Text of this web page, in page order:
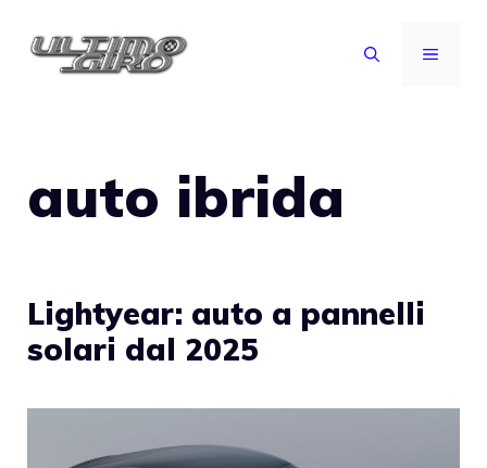
MENU
auto ibrida
Lightyear: auto a pannelli
solari dal 2025